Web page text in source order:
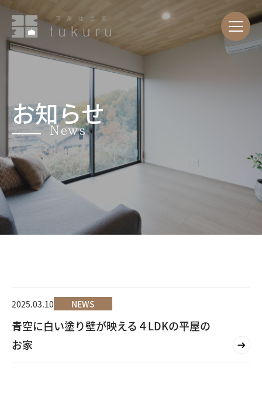
お知らせ
News
2025.03.10 NEWS
青空に白い塗り壁が映える４LDKの平屋の
お家